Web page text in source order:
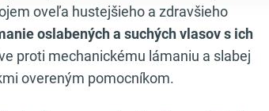
oveľa hustejšieho a zdravšieho
oslabených a suchých vlasov s ich
proti mechanickému lámaniu a slabej
overeným pomocníkom.